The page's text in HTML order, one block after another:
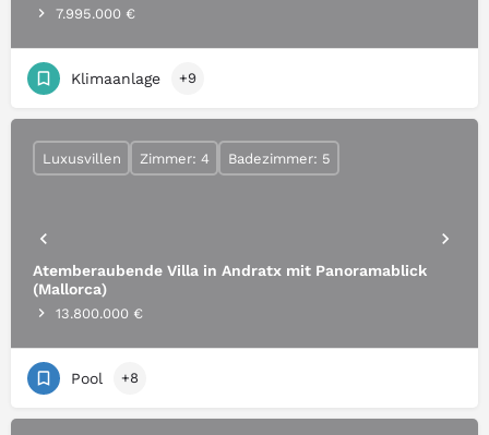
7.995.000 €
Klimaanlage +9
Atemberaubende Villa in Andratx mit Panoramablick
(Mallorca)
13.800.000 €
Luxusvillen Zimmer: 4 Badezimmer: 5
Pool +8